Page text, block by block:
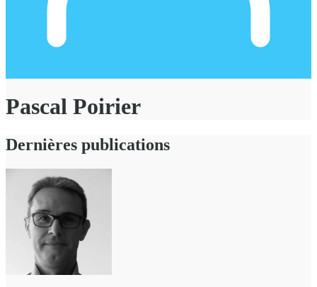
Pascal Poirier
Dernières publications